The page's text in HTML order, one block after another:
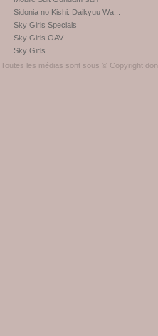
Sidonia no Kishi: Daikyuu Wa...
Sky Girls Specials
Sky Girls OAV
Sky Girls
Toutes les médias sont sous © Copyright